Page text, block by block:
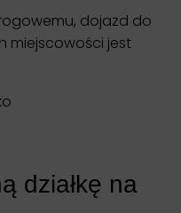
dojazd do
miejscowości jest
działkę na